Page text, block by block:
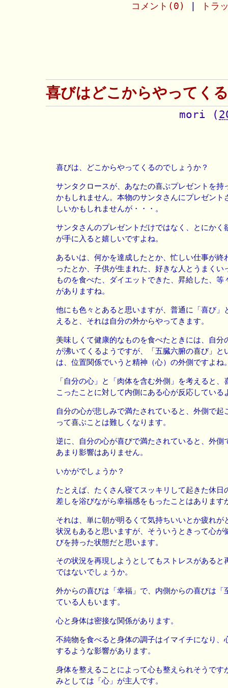
コメント(0) トラ
喜びはどこからやってく
mori (
喜びは、どこからやってくるのでしょうか？
サンタクロースが、あなたの喜ぶプレゼントを持
かもしれません。本物のサンタさんにプレゼント
しいかもしれませんが・・・。
サンタさんのプレゼントだけではなく、とにかく
が手に入ると嬉しいですよね。
あるいは、何かを達成したとか、忙しい仕事が終
ったとか、子供が生まれた、好きな人とうまくい
ものを食べた、ダイエットできた、昇給した、等
がありますね。
他にも色々とあると思いますが、普通に「喜び」
えると、それは自分の外からやってきます。
美味しくて健康的なものを食べたときには、自分
が沸いてくるようですが、「五臓六腑の喜び」と
は、位置関係でいうと精神（心）の外側ですよね
「自分の心」と「肉体を含む外側」を考えると、
こったことに対して内側にある心が反応している
自分の心が悲しみで満たされていると、外側で起
って喜ぶことは難しくなります。
逆に、自分の心が喜びで満たされていると、外側
あまり影響はありません。
いかがでしょうか？
たとえば、たくさん寝てスッキリして起きた休日
差しを浴びながら幸福感をもったことはあります
それは、単に朝が明るくて気持ちいいとか疲れが
状況もあると思いますが、そういうときって心が
びを持った状態だと思います。
その状況を再現しようとしてもストレスがあると
ではないでしょうか。
外からの喜びは「幸福」で、内側からの喜びは「
ている人もいます。
心と身体は密接な関係があります。
不純物を食べると身体の調子はイマイチになり、
するような影響があります。
身体を整えることによって心も整えられそうです
みとしては「心」が主人です。